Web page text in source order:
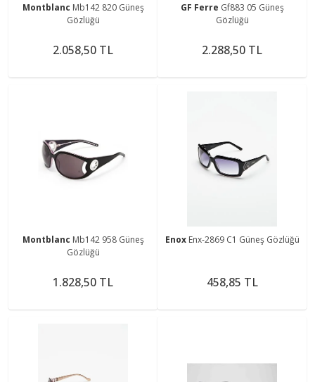
Montblanc Mb142 820 Güneş
Gözlüğü
2.058,50 TL
GF Ferre Gf883 05 Güneş
Gözlüğü
2.288,50 TL
Montblanc Mb142 958 Güneş
Gözlüğü
1.828,50 TL
Enox Enx-2869 C1 Güneş Gözlüğü
458,85 TL